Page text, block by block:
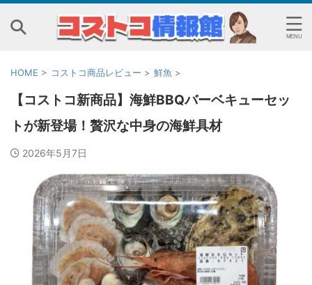
HOME > コストコ商品レビュー > 鮮魚 >
【コストコ新商品】海鮮BBQバーベキューセッ
トが新登場！贅沢な中身の海鮮具材
2026年5月7日